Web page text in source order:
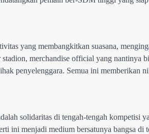
yang membangkitkan suasana,
merchandise official yang nantinya
penyelenggara. Semua ini memberikan
solidaritas di tengah-tengah kompetisi
ini menjadi medium bersatunya bangsa